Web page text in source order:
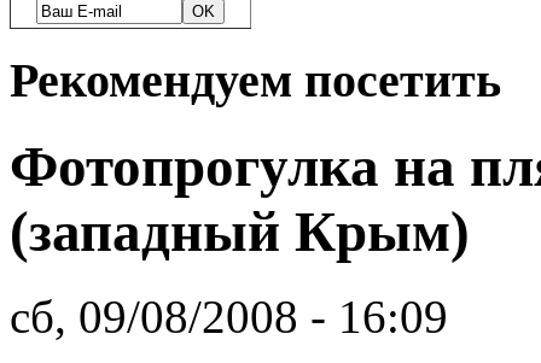
Рекомендуем посетить
Фотопрогулка на
(западный Крым)
сб, 09/08/2008 - 16:09